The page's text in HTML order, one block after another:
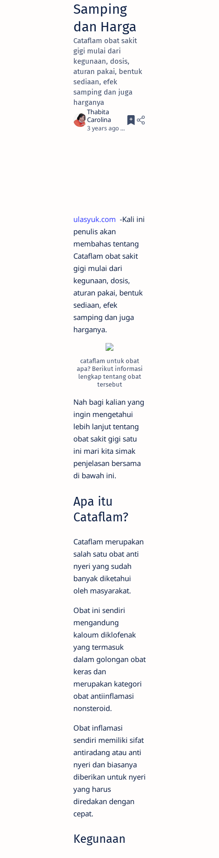
Samping
dan Harga
Cataflam obat sakit
gigi mulai dari
kegunaan, dosis,
aturan pakai, bentuk
sediaan, efek
samping dan juga
harganya
3 years ago 3
ulasyuk.com -Kali ini
penulis akan
membahas tentang
Cataflam obat sakit
gigi mulai dari
kegunaan, dosis,
aturan pakai, bentuk
sediaan, efek
samping dan juga
harganya.
cataflam untuk obat
apa? Berikut informasi
lengkap tentang obat
tersebut
Nah bagi kalian yang
ingin mengetahui
lebih lanjut tentang
obat sakit gigi satu
ini mari kita simak
penjelasan bersama
di bawah ini.
Apa itu
Cataflam?
Cataflam merupakan
salah satu obat anti
nyeri yang sudah
banyak diketahui
oleh masyarakat.
Obat ini sendiri
mengandung
kaloum diklofenak
yang termasuk
dalam golongan obat
keras dan
merupakan kategori
obat antiinflamasi
nonsteroid.
Obat inflamasi
sendiri memiliki sifat
antiradang atau anti
nyeri dan biasanya
diberikan untuk nyeri
yang harus
diredakan dengan
cepat.
Kegunaan